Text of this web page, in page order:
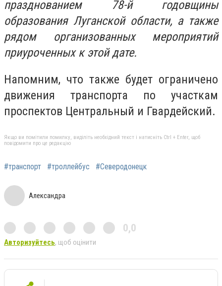
празднованием 78-й годовщины
образования Луганской области, а также
рядом организованных мероприятий
приуроченных к этой дате.
Напомним, что также будет ограничено
движения транспорта по участкам
проспектов Центральный и Гвардейский.
Якщо ви помітили помилку, виділіть необхідний текст і натисніть Ctrl + Enter, щоб
повідомити про це редакцію
#транспорт #троллейбус #Северодонецк
Александра
0,0
Авторизуйтесь, щоб оцінити